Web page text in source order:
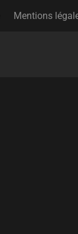
Mentions